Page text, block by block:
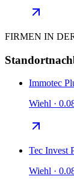
FIRMEN IN
Immotec
Wiehl ·
Tec Invest
Wiehl ·